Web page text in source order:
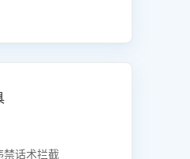
禁话术拦截